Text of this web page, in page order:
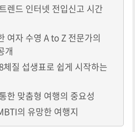
렌드 인터넷 전입신고 시간
여자 수영 A to Z 전문가의
개
질 섭생표로 쉽게 시작하는
한 맞춤형 여행의 중요성
의 유망한 여행지